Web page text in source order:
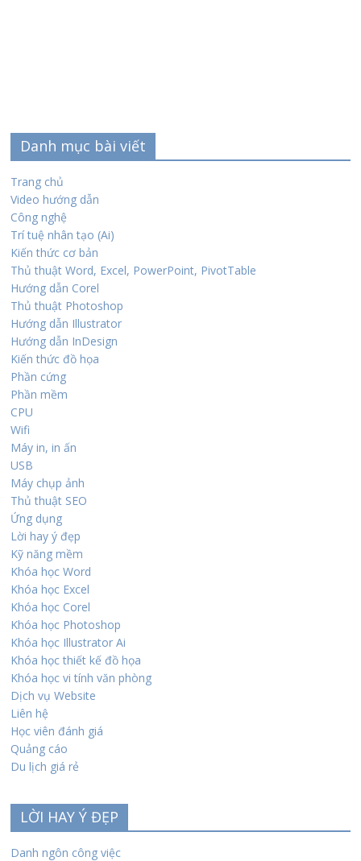
Danh mục bài viết
Trang chủ
Video hướng dẫn
Công nghệ
Trí tuệ nhân tạo (Ai)
Kiến thức cơ bản
Thủ thuật Word, Excel, PowerPoint, PivotTable
Hướng dẫn Corel
Thủ thuật Photoshop
Hướng dẫn Illustrator
Hướng dẫn InDesign
Kiến thức đồ họa
Phần cứng
Phần mềm
CPU
Wifi
Máy in, in ấn
USB
Máy chụp ảnh
Thủ thuật SEO
Ứng dụng
Lời hay ý đẹp
Kỹ năng mềm
Khóa học Word
Khóa học Excel
Khóa học Corel
Khóa học Photoshop
Khóa học Illustrator Ai
Khóa học thiết kế đồ họa
Khóa học vi tính văn phòng
Dịch vụ Website
Liên hệ
Học viên đánh giá
Quảng cáo
Du lịch giá rẻ
LỜI HAY Ý ĐẸP
Danh ngôn công việc